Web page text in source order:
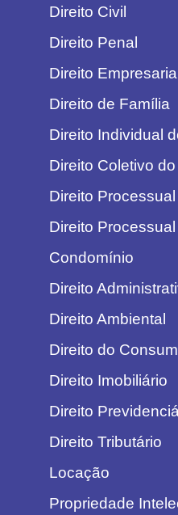
Direito Civil
Direito Penal
Direito Empresarial
Direito de Família
Direito Individual
Direito Coletivo
Direito Processual
Direito
Condomínio
Direito
Direito Ambiental
Direito do
Direito Imobiliário
Direito
Direito Tributário
Locação
Propriedade